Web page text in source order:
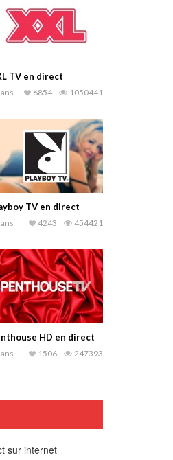
TV en direct
1050441
6854
TV en direct
454421
4243
HD en direct
247393
1506
sur internet